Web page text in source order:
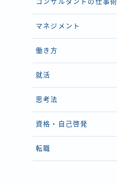
コンサルタントの仕事術
マネジメント
働き方
就活
思考法
資格・自己啓発
転職